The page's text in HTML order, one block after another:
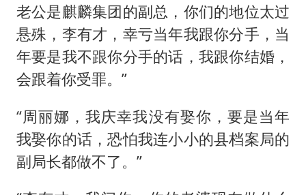
老公是麒麟集团的副总，你们的地位太过
悬殊，李有才，幸亏当年我跟你分手，当
年要是我不跟你分手的话，我跟你结婚，
会跟着你受罪。”
“周丽娜，我庆幸我没有娶你，要是当年
我娶你的话，恐怕我连小小的县档案局的
副局长都做不了。”